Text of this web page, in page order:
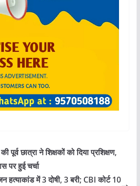
पूर्व छात्रा ने शिक्षकों को दिया प्रशिक्षण,
पर हुई चर्चा
हत्याकांड में 3 दोषी, 3 बरी; CBI कोर्ट 10